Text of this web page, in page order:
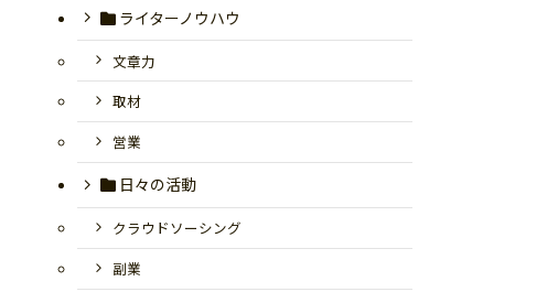
ライターノウハウ
文章力
取材
営業
日々の活動
クラウドソーシング
副業